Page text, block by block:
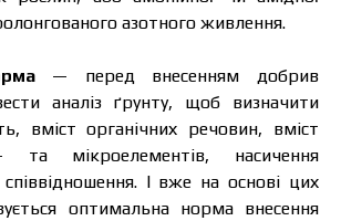
азотного живлення.
— перед внесенням добрив
аналіз ґрунту, щоб визначити
вміст органічних речовин, вміст
мікроелементів, насичення
І вже на основі цих
оптимальна норма внесення